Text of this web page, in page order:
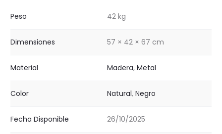
Peso 42 kg
Dimensiones 57 × 42 × 67 cm
Material Madera, Metal
Color Natural, Negro
Fecha Disponible 26/10/2025